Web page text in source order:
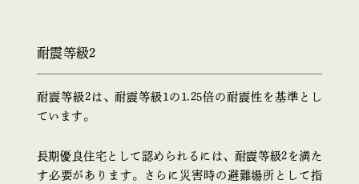
耐震等級2
耐震等級2は、耐震等級1の1.25倍の耐震性を基準とし
ています。
長期優良住宅として認められるには、耐震等級2を満た
す必要があります。さらに災害時の避難場所として指